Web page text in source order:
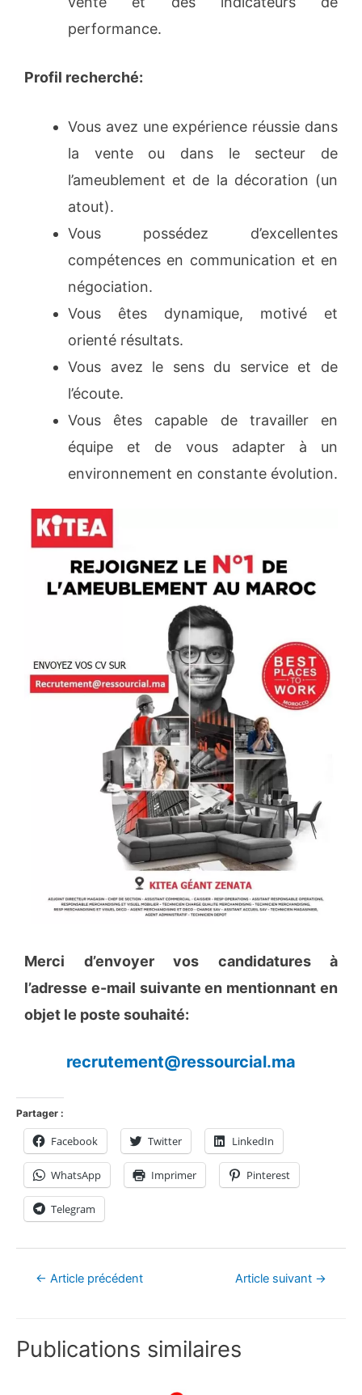
performance.
Profil recherché:
Vous avez une expérience réussie dans
la vente ou dans le secteur de
l’ameublement et de la décoration (un
atout).
Vous possédez d’excellentes
compétences en communication et en
négociation.
Vous êtes dynamique, motivé et
orienté résultats.
Vous avez le sens du service et de
l’écoute.
Vous êtes capable de travailler en
équipe et de vous adapter à un
environnement en constante évolution.
Merci d’envoyer vos candidatures à
l’adresse e-mail suivante en mentionnant en
objet le poste souhaité:
recrutement@ressourcial.ma
Partager :
Facebook Twitter LinkedIn
WhatsApp Imprimer Pinterest
Telegram
← Article précédent Article suivant →
Publications similaires